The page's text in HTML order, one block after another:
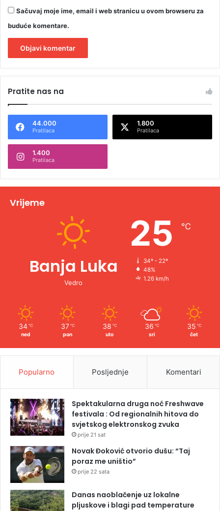
Sačuvaj moje ime, email i web stranicu u ovom browseru za
buduće komentare.
t
n
t
v
Pratite nas na
44.000
Pratilaca
1.800
Pratilaca
1.400
Pratilaca
Vrijeme
Banja Luka
Vedro
25 ℃
34º - 22º
48%
1.26 km/h
34 ℃
ned
37 ℃
pon
38 ℃
uto
36 ℃
sri
35 ℃
čet
Popularno Posljednje Komentari
Spektakularna druga noć Freshwave
festivala : Od regionalnih hitova do
svjetskog elektronskog zvuka
prije 21 sat
Novak Đoković otvorio dušu: “Taj
poraz me uništio”
prije 22 sata
Danas naoblačenje uz lokalne
pljuskove i blagi pad temperature